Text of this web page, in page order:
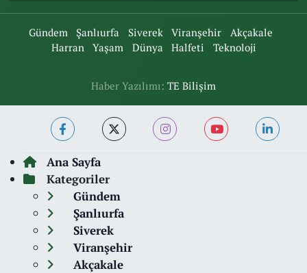
Gündem Şanlıurfa Siverek Viranşehir
Akçakale
Harran
Yaşam Dünya Halfeti Teknoloji
Haber Yazılımı: TE Bilişim
Ana Sayfa
Kategoriler
Gündem
Şanlıurfa
Siverek
Viranşehir
Akçakale